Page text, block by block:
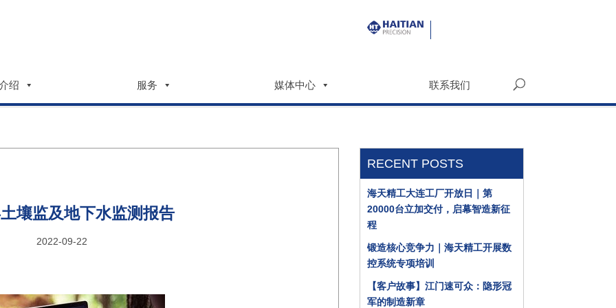
绍 服务 媒体中心 联系我们
壤监及地下水监测报告
2022-09-22
RECENT POSTS
海天精工大连工厂开放日｜第
20000台立加交付，启幕智造新征
程
锻造核心竞争力｜海天精工开展数
控系统专项培训
【客户故事】江门速可众：隐形冠
军的制造新章